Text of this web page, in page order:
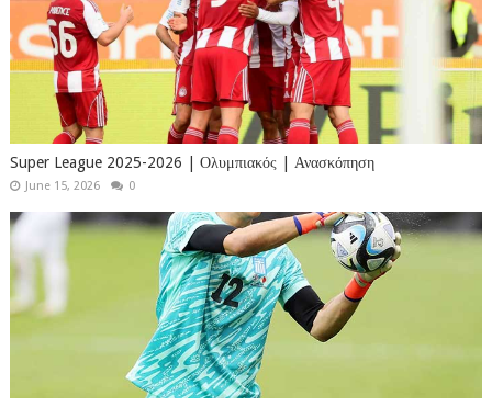
Super League 2025-2026 | Ολυμπιακός | Ανασκόπηση
June 15, 2026 0